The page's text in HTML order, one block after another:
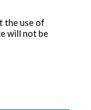
the use of
will not be